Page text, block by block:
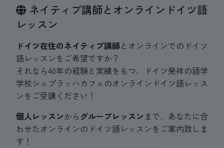
ネイティブ講師とオンラインドイツ語
レッスン
ドイツ在住のネイティブ講師とオンラインでのドイツ
語レッスンをご希望ですか？
それなら40年の経験と実績をもつ、ドイツ発祥の語学
学校シュプラッハカフェのオンラインドイツ語レッス
ンをご受講ください！
個人レッスンから グループレッスン まで、あなたに合
わせたオンラインのドイツ語レッスンをご案内致しま
す！